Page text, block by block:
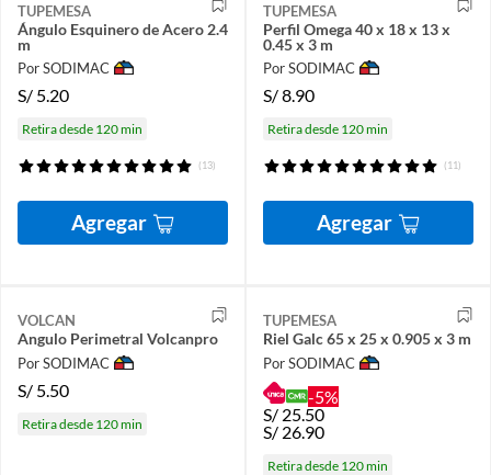
TUPEMESA
Ángulo Esquinero de Acero 2.4
m
Por SODIMAC
S/ 5.20
Retira desde 120 min
(13)
Agregar
TUPEMESA
Perfil Omega 40 x 18 x 13 x
0.45 x 3 m
Por SODIMAC
S/8.90
Retira desde 120 min
(11)
Agregar
VOLCAN
Angulo Perimetral Volcanpro
Por SODIMAC
S/ 5.50
Retira desde 120 min
TUPEMESA
Riel Galc 65 x 25 x 0.905 x 3 m
Por SODIMAC
-5%
S/ 25.50
S/ 26.90
Retira desde 120 min